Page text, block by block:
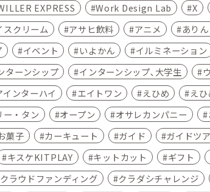
EXPRESS Work Design Lab X
スクリーム アサヒ飲料 アニメ あり
イベント いよかん イルミネーション
ターンシップ インターンシップ､大学生
インターハイ エイトワン えひめ
え
ー・タン オープン オサレカンパニー
菓子 カーキュート ガイド ガイドツ
キスケKITPLAY キットカット ギフト
クラウドファンディング クラダシチャレンジ